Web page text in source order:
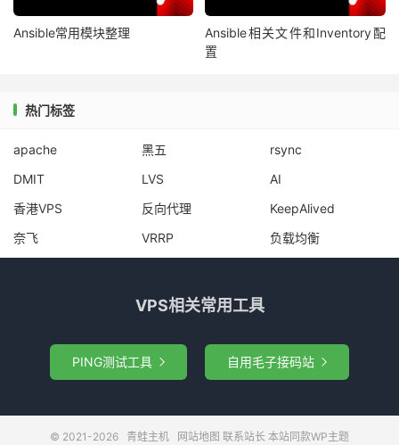
Ansible常用模块整理
Ansible相关文件和Inventory配
置
热门标签
apache 黑五
rsync
DMIT
LVS
AI
香港VPS
反向代理
KeepAlived
奈飞
VRRP 负载均衡
VPS相关常用工具
PING测试工具  自用毛子接码站 
© 2021-2026 青蛙主机 网站地图 联系站长 本站同款WP主题